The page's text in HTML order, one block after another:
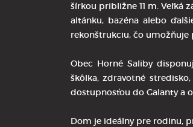
šírkou približne 11 m. Veľká
altánku, bazéna alebo
rekonštrukciu, čo
Obec Horné Saliby
škôlka, zdravotné
dostupnosťou do Galanty a
Dom je ideálny pre rodinu,